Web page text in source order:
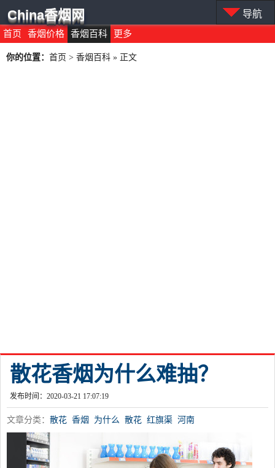
首页 香烟价格 香烟百科 更多
China香烟网 导航
你的位置： 首页 > 香烟百科 » 正文
散花香烟为什么难抽？
发布时间：2020-03-21 17:07:19
文章分类： 散花 香烟 为什么 散花 红旗渠 河南